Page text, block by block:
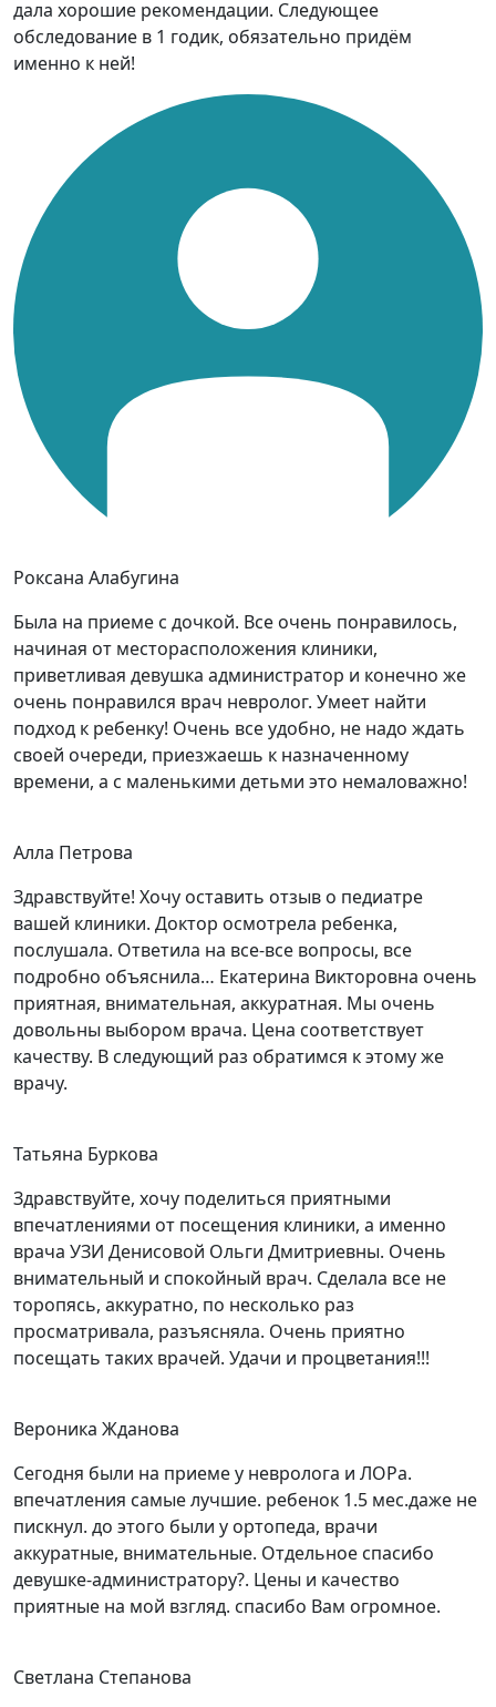
дала хорошие рекомендации. Следующее
обследование в 1 годик, обязательно придём
именно к ней!
Роксана Алабугина
Была на приеме с дочкой. Все очень понравилось,
начиная от месторасположения клиники,
приветливая девушка администратор и конечно же
очень понравился врач невролог. Умеет найти
подход к ребенку! Очень все удобно, не надо ждать
своей очереди, приезжаешь к назначенному
времени, а с маленькими детьми это немаловажно!
Алла Петрова
Здравствуйте! Хочу оставить отзыв о педиатре
вашей клиники. Доктор осмотрела ребенка,
послушала. Ответила на все-все вопросы, все
подробно объяснила… Екатерина Викторовна очень
приятная, внимательная, аккуратная. Мы очень
довольны выбором врача. Цена соответствует
качеству. В следующий раз обратимся к этому же
врачу.
Татьяна Буркова
Здравствуйте, хочу поделиться приятными
впечатлениями от посещения клиники, а именно
врача УЗИ Денисовой Ольги Дмитриевны. Очень
внимательный и спокойный врач. Сделала все не
торопясь, аккуратно, по несколько раз
просматривала, разъясняла. Очень приятно
посещать таких врачей. Удачи и процветания!!!
Вероника Жданова
Сегодня были на приеме у невролога и ЛОРа.
впечатления самые лучшие. ребенок 1.5 мес.даже не
пискнул. до этого были у ортопеда, врачи
аккуратные, внимательные. Отдельное спасибо
девушке-администратору?. Цены и качество
приятные на мой взгляд. спасибо Вам огромное.
Светлана Степанова